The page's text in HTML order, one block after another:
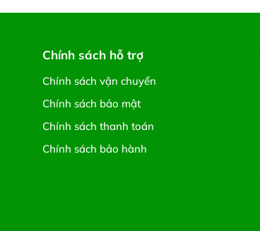
Chính sách hỗ trợ
Chính sách vận chuyển
Chính sách bảo mật
Chính sách thanh toán
Chính sách bảo hành